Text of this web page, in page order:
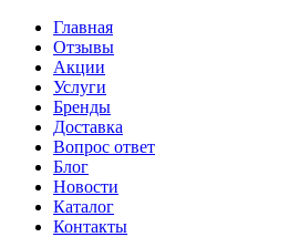
Главная
Отзывы
Акции
Услуги
Бренды
Доставка
Вопрос ответ
Блог
Новости
Каталог
Контакты